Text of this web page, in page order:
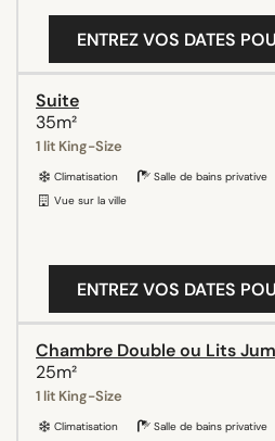
ENTREZ VOS DATES
Suite
35m²
1 lit King-Size
Climatisation Salle de bains privative
Vue sur la ville
ENTREZ VOS DATES
Chambre Double ou Lits
25m²
1 lit King-Size
Climatisation Salle de bains privative